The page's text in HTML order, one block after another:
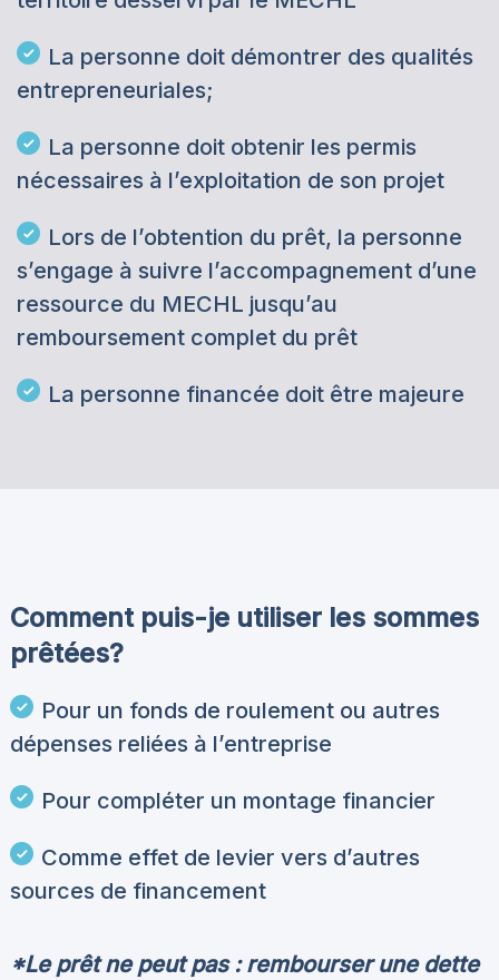
La personne doit démontrer des qualités
entrepreneuriales;
La personne doit obtenir les permis
nécessaires à l’exploitation de son projet
Lors de l’obtention du prêt, la personne
s’engage à suivre l’accompagnement d’une
ressource du MECHL jusqu’au
remboursement complet du prêt
La personne financée doit être majeure
Comment puis-je utiliser les sommes
prêtées?
Pour un fonds de roulement ou autres
dépenses reliées à l’entreprise
Pour compléter un montage financier
Comme effet de levier vers d’autres
sources de financement
*Le prêt ne peut pas : rembourser une dette